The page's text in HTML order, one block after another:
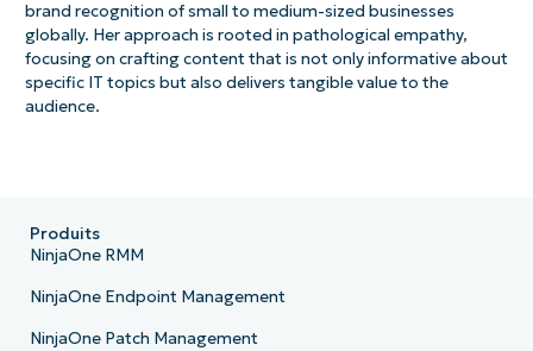
brand recognition of small to medium-sized businesses
globally. Her approach is rooted in pathological empathy,
focusing on crafting content that is not only informative about
specific IT topics but also delivers tangible value to the
audience.
Produits
NinjaOne RMM
NinjaOne Endpoint Management
NinjaOne Patch Management